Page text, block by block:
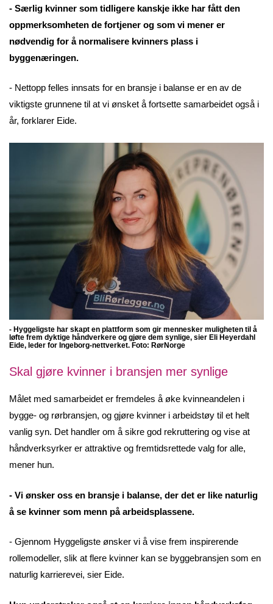
- Særlig kvinner som tidligere kanskje ikke har fått den
oppmerksomheten de fortjener og som vi mener er
nødvendig for å normalisere kvinners plass i
byggenæringen.
- Nettopp felles innsats for en bransje i balanse er en av de
viktigste grunnene til at vi ønsket å fortsette samarbeidet også i
år, forklarer Eide.
- Hyggeligste har skapt en plattform som gir mennesker muligheten til å
løfte frem dyktige håndverkere og gjøre dem synlige, sier Eli Heyerdahl
Eide, leder for Ingeborg-nettverket. Foto: RørNorge
Skal gjøre kvinner i bransjen mer synlige
Målet med samarbeidet er fremdeles å øke kvinneandelen i
bygge- og rørbransjen, og gjøre kvinner i arbeidstøy til et helt
vanlig syn. Det handler om å sikre god rekruttering og vise at
håndverksyrker er attraktive og fremtidsrettede valg for alle,
mener hun.
- Vi ønsker oss en bransje i balanse, der det er like naturlig
å se kvinner som menn på arbeidsplassene.
- Gjennom Hyggeligste ønsker vi å vise frem inspirerende
rollemodeller, slik at flere kvinner kan se byggebransjen som en
naturlig karrierevei, sier Eide.